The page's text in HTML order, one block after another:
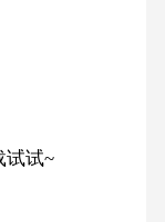
试试~